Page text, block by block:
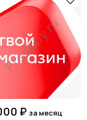
₽ за месяц